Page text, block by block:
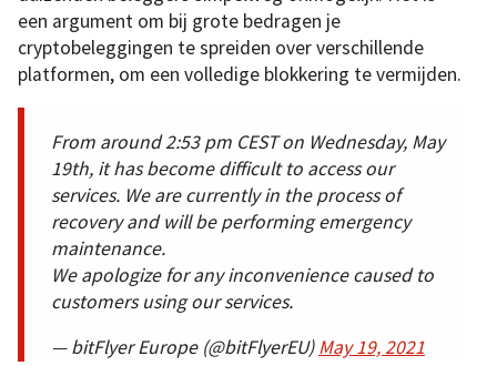
een argument om bij grote bedragen je
cryptobeleggingen te spreiden over verschillende
platformen, om een volledige blokkering te vermijden.
From around 2:53 pm CEST on Wednesday, May
19th, it has become difficult to access our
services. We are currently in the process of
recovery and will be performing emergency
maintenance.
We apologize for any inconvenience caused to
customers using our services.
— bitFlyer Europe (@bitFlyerEU)May 19, 2021